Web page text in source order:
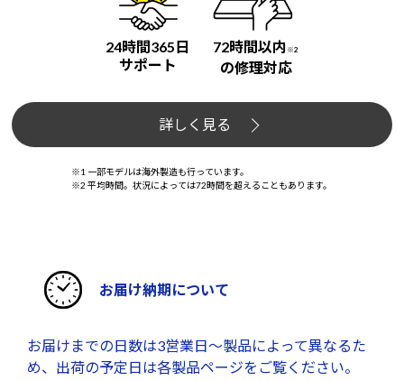
24時間365日
サポート
72時間以内 ※2
の修理対応
詳しく見る
※1 一部モデルは海外製造も行っています。
※2 平均時間。状況によっては72時間を超えることもあります。
お届け納期について
お届けまでの日数は3営業日～製品によって異なるた
め、出荷の予定日は各製品ページをご覧ください。